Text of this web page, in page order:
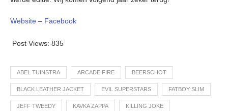
Website – Facebook
Post Views: 835
ABEL TUINSTRA ARCADE FIRE BEERSCHOT
BLACK LEATHER JACKET EVIL SUPERSTARS FATBOY SLIM
JEFF TWEEDY KAVKA ZAPPA KILLING JOKE